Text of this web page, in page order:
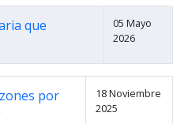
que
05 Mayo
2026
por
18 Noviembre
2025